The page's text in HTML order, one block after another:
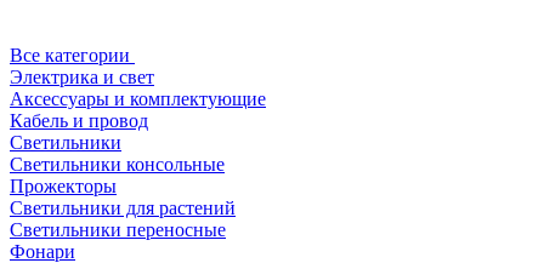
Все категории
Электрика и свет
Аксессуары и комплектующие
Кабель и провод
Светильники
Светильники консольные
Прожекторы
Светильники для растений
Светильники переносные
Фонари